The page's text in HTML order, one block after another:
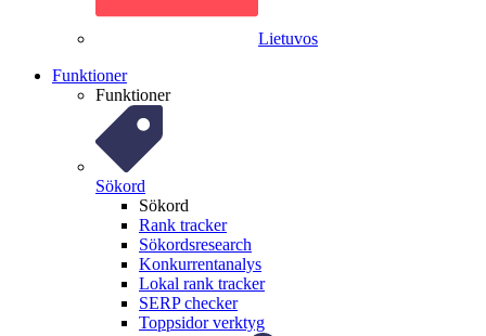
Lietuvos
Funktioner
Funktioner
Sökord
Sökord
Rank tracker
Sökordsresearch
Konkurrentanalys
Lokal rank tracker
SERP checker
Toppsidor verktyg